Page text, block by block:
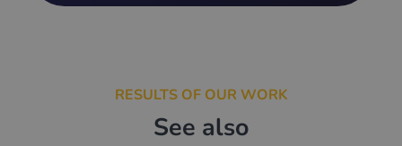
RESULTS OF OUR WORK
See also